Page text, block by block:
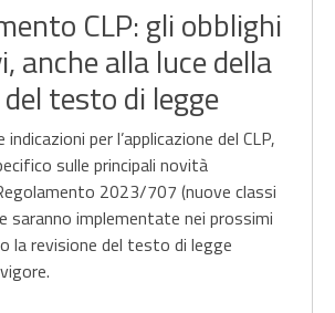
CLP: gli obblighi
anche alla luce della
testo di legge
per l’applicazione del CLP,
sulle principali novità
2023/707 (nuove classi
saranno implementate nei prossimi
la revisione del testo di legge